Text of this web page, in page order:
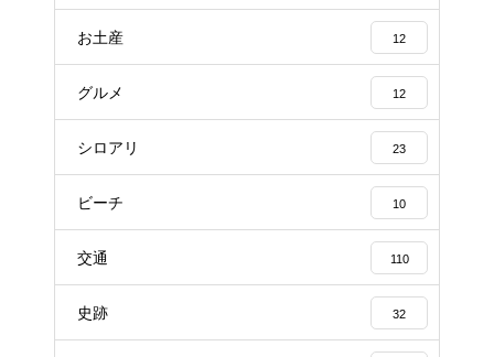
お土産 12
グルメ 12
シロアリ 23
ビーチ 10
交通 110
史跡 32